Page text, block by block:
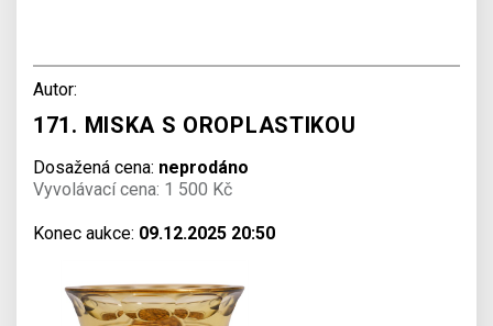
Autor:
171. MISKA S OROPLASTIKOU
Dosažená cena: neprodáno
Vyvolávací cena: 1 500 Kč
Konec aukce: 09.12.2025 20:50